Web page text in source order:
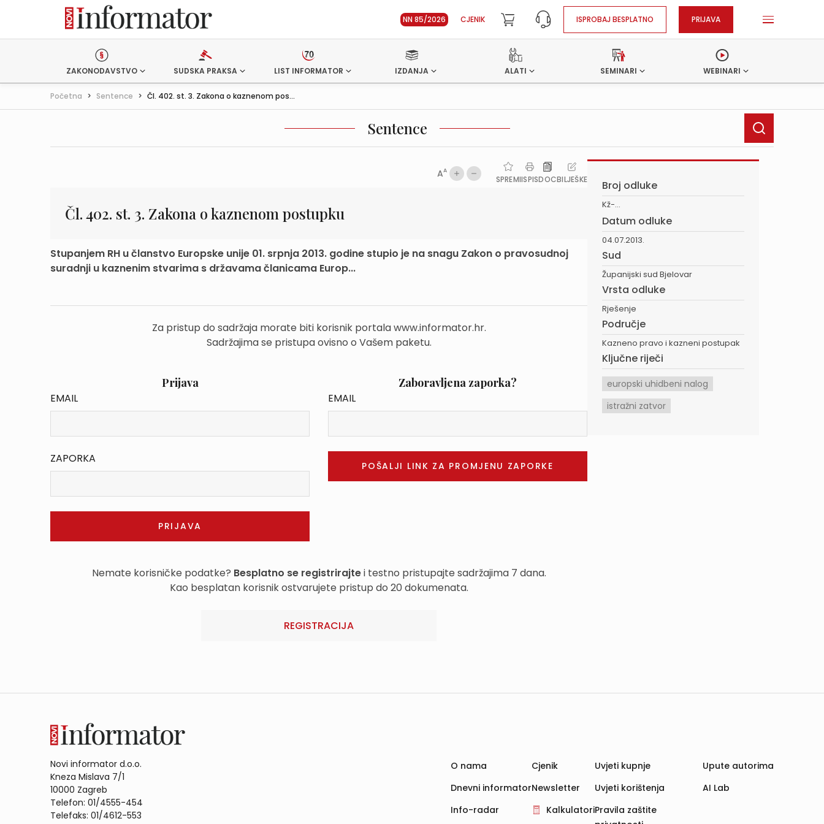
NN 85/2026 CJENIK ISPROBAJ BESPLATNO PRIJAVA
ZAKONODAVSTVO SUDSKA PRAKSA LIST INFORMATOR IZDANJA ALATI SEMINARI WEBINARI
Početna > Sentence > Čl. 402. st. 3. Zakona o kaznenom pos...
Sentence
AA
SPREMIISPISDOCBILJEŠKE
Čl. 402. st. 3. Zakona o kaznenom postupku
Stupanjem RH u članstvo Europske unije 01. srpnja 2013. godine stupio je na snagu Zakon o pravosudnoj
suradnji u kaznenim stvarima s državama članicama Europ...
Za pristup do sadržaja morate biti korisnik portala www.informator.hr.
Sadržajima se pristupa ovisno o Vašem paketu.
Prijava
EMAIL
ZAPORKA
Zaboravljena zaporka?
EMAIL
Nemate korisničke podatke? Besplatno se registrirajtei testno pristupajte sadržajima 7 dana.
Kao besplatan korisnik ostvarujete pristup do 20 dokumenata.
REGISTRACIJA
Broj odluke
Kž-...
Datum odluke
04.07.2013.
Sud
Županijski sud Bjelovar
Vrsta odluke
Rješenje
Područje
Kazneno pravo i kazneni postupak
Ključne riječi
europski uhidbeni nalog
istražni zatvor
Novi informator d.o.o.
Kneza Mislava 7/1
10000 Zagreb
Telefon: 01/4555-454
Telefaks: 01/4612-553
O nama
Dnevni informator
Info-radar
Cjenik
Newsletter
Kalkulatori
Uvjeti kupnje
Uvjeti korištenja
Pravila zaštite
Upute autorima
AI Lab